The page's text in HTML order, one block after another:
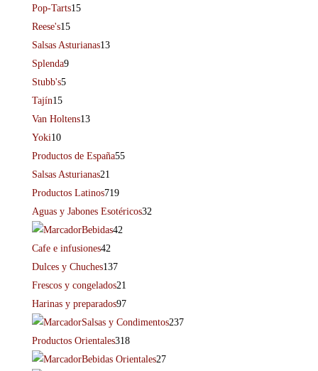
Pop-Tarts15
Reese's15
Salsas Asturianas13
Splenda9
Stubb's5
Tajín15
Van Holtens13
Yoki10
Productos de España55
Salsas Asturianas21
Productos Latinos719
Aguas y Jabones Esotéricos32
Bebidas42
Cafe e infusiones42
Dulces y Chuches137
Frescos y congelados21
Harinas y preparados97
Salsas y Condimentos237
Productos Orientales318
Bebidas Orientales27